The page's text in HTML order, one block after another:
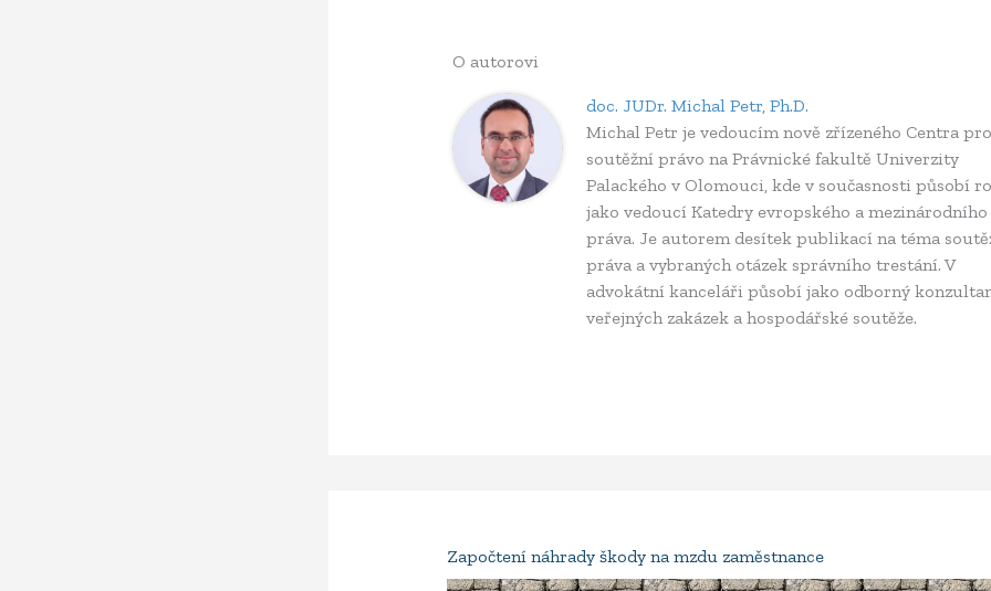
O autorovi
doc. JUDr. Michal Petr, Ph.D.
Michal Petr je vedoucím nově zřízeného Centra pro
soutěžní právo na Právnické fakultě Univerzity
Palackého v Olomouci, kde v současnosti působí
jako vedoucí Katedry evropského a mezinárodního
práva. Je autorem desítek publikací na téma
práva a vybraných otázek správního trestání. V
advokátní kanceláři působí jako odborný
veřejných zakázek a hospodářské soutěže.
Započtení náhrady škody na mzdu zaměstnance